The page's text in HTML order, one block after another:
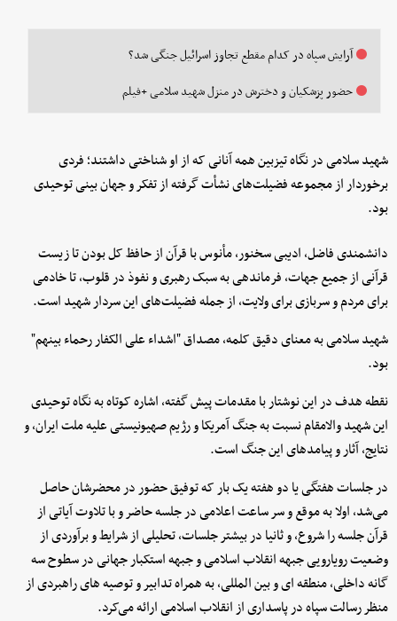
آرایش سپاه در کدام مقطع تجاوز اسرائیل جنگی شد؟
حضور پزشکیان و دخترش در منزل شهید سلامی +فیلم
شهید سلامی در نگاه تیزبین همه آنانی که از او شناختی داشتند؛ فردی
برخوردار از مجموعه فضیلت‌های نشأت گرفته از تفکر و جهان بینی توحیدی
بود.
دانشمندی فاضل، ادیبی سخنور، مأنوس با قرآن از حافظ کل بودن تا زیست
قرآنی از جمیع جهات، فرماندهی به سبک رهبری و نفوذ در قلوب، تا خادمی
برای مردم و سربازی برای ولایت، از جمله فضیلت‌های این سردار شهید است.
شهید سلامی به معنای دقیق کلمه، مصداق "اشداء علی الکفار رحماء بینهم"
بود.
نقطه هدف در این نوشتار با مقدمات پیش گفته، اشاره کوتاه به نگاه توحیدی
این شهید والامقام نسبت به جنگ آمریکا و رژیم صهیونیستی علیه ملت ایران، و
نتایج، آثار و پیامدهای این جنگ است.
در جلسات هفتگی یا دو هفته یک بار که توفیق حضور در محضرشان حاصل
می‌شد، اولا به موقع و سر ساعت اعلامی در جلسه حاضر و با تلاوت آیاتی از
قرآن جلسه را شروع، و ثانیا در بیشتر جلسات، تحلیلی از شرایط و برآوردی از
وضعیت رویارویی جبهه انقلاب اسلامی و جبهه استکبار جهانی در سطوح سه
گانه داخلی، منطقه ای و بین المللی، به همراه تدابیر و توصیه های راهبردی از
منظر رسالت سپاه در پاسداری از انقلاب اسلامی ارائه می‌کرد.